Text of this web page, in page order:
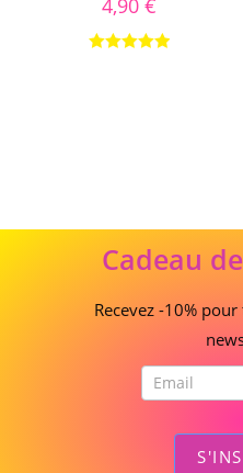
4,90€
deCadeau
Recevez -10%